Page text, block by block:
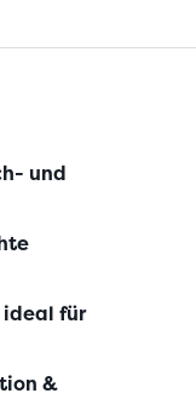
und
ideal für
&